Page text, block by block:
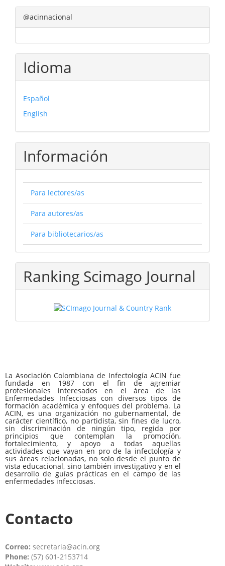
@acinnacional
Idioma
Español
English
Información
Para lectores/as
Para autores/as
Para bibliotecarios/as
Ranking Scimago Journal
La Asociación Colombiana de Infectología ACIN fue
fundada en 1987 con el fin de agremiar
profesionales interesados en el área de las
Enfermedades Infecciosas con diversos tipos de
formación académica y enfoques del problema. La
ACIN, es una organización no gubernamental, de
carácter científico, no partidista, sin fines de lucro,
sin discriminación de ningún tipo, regida por
principios que contemplan la promoción,
fortalecimiento, y apoyo a todas aquellas
actividades que vayan en pro de la infectología y
sus áreas relacionadas, no solo desde el punto de
vista educacional, sino también investigativo y en el
desarrollo de guías prácticas en el campo de las
enfermedades infecciosas.
Contacto
Correo: secretaria@acin.org
Phone: (57) 601-2153714